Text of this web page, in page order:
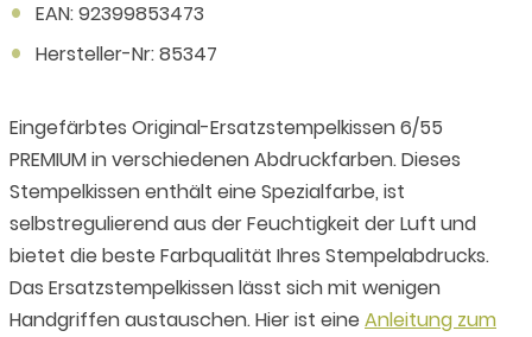
EAN: 92399853473
Hersteller-Nr: 85347
Eingefärbtes Original-Ersatzstempelkissen 6/55
PREMIUM in verschiedenen Abdruckfarben. Dieses
Stempelkissen enthält eine Spezialfarbe, ist
selbstregulierend aus der Feuchtigkeit der Luft und
bietet die beste Farbqualität Ihres Stempelabdrucks.
Das Ersatzstempelkissen lässt sich mit wenigen
Handgriffen austauschen. Hier ist eine Anleitung zum